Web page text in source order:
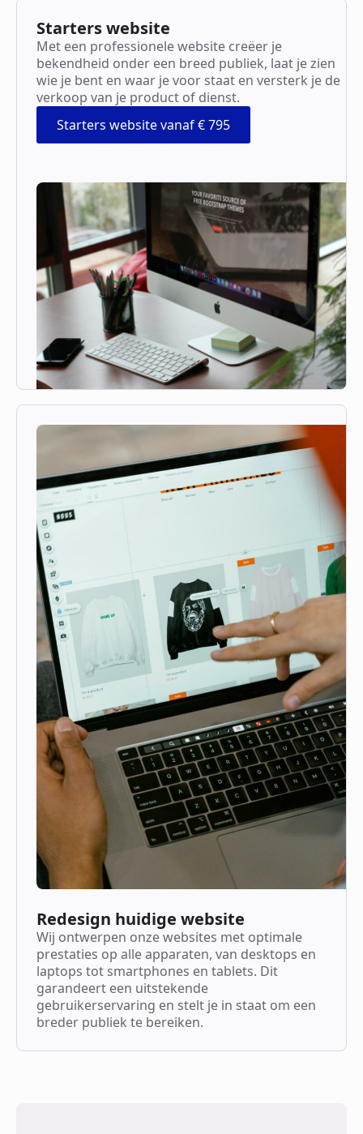
Starters website
Met een professionele website creëer je
bekendheid onder een breed publiek, laat je zien
wie je bent en waar je voor staat en versterk je de
verkoop van je product of dienst.
Starters website vanaf € 795
Redesign huidige website
Wij ontwerpen onze websites met optimale
prestaties op alle apparaten, van desktops en
laptops tot smartphones en tablets. Dit
garandeert een uitstekende
gebruikerservaring en stelt je in staat om een
breder publiek te bereiken.